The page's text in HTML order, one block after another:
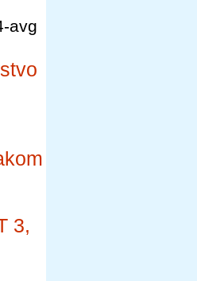
avg
3,